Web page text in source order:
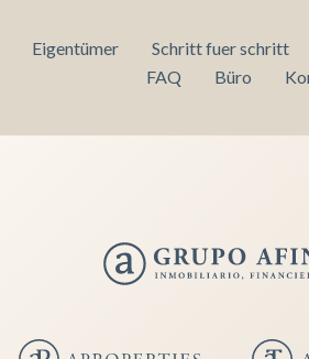
Eigentümer Schritt fuer schritt
FAQ
Büro